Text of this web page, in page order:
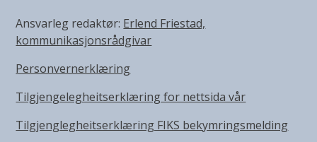
Ansvarleg redaktør: Erlend Friestad,
kommunikasjonsrådgivar
Personvernerklæring
Tilgjengelegheitserklæring for nettsida vår
Tilgjenglegheitserklæring FIKS bekymringsmelding